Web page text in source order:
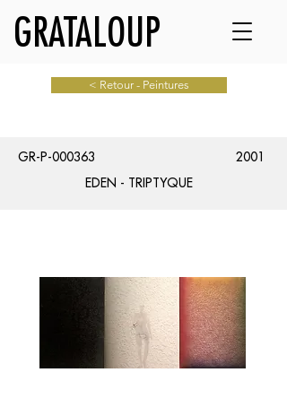
GRATALOUP
< Retour - Peintures
GR-P-000363
2001
EDEN - TRIPTYQUE